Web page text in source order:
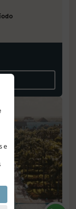
e